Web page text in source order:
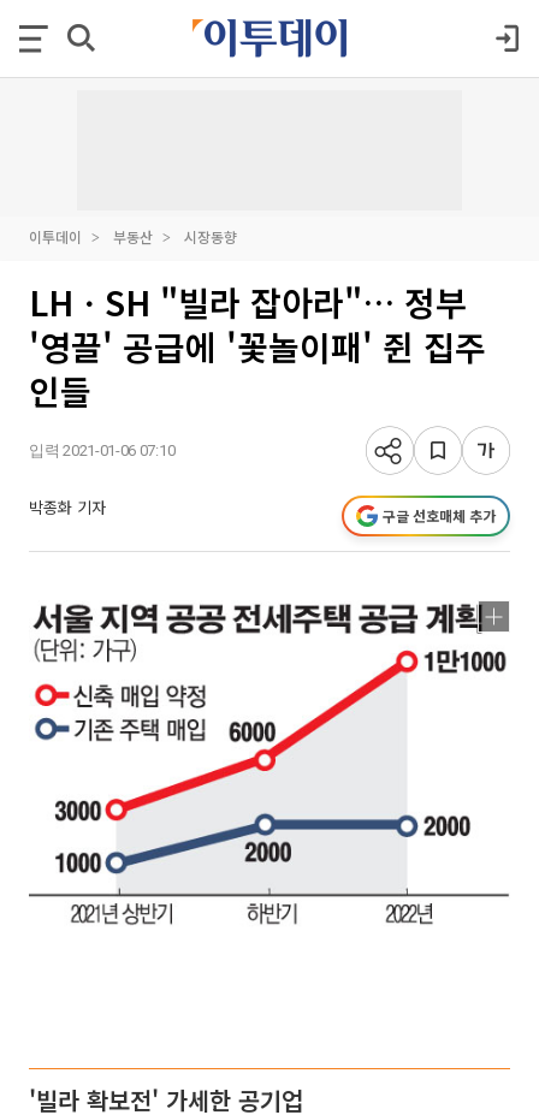
이투데이 부동산 시장동향
LHㆍSH "빌라 잡아라"… 정부
'영끌' 공급에 '꽃놀이패' 쥔 집주
인들
입력 2021-01-06 07:10
박종화 기자 구글 선호매체 추가
'빌라 확보전' 가세한 공기업